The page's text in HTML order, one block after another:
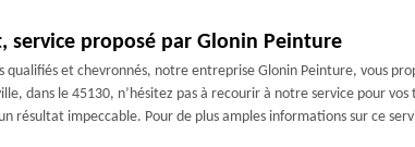
service proposé par Glonin Peinture
qualifiés et chevronnés, notre entreprise Glonin Peinture, vous
dans le 45130, n’hésitez pas à recourir à notre service pour
résultat impeccable. Pour de plus amples informations sur ce